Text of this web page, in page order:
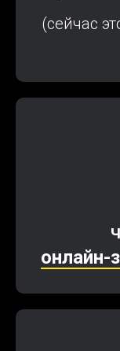
(сейчас
онлайн-